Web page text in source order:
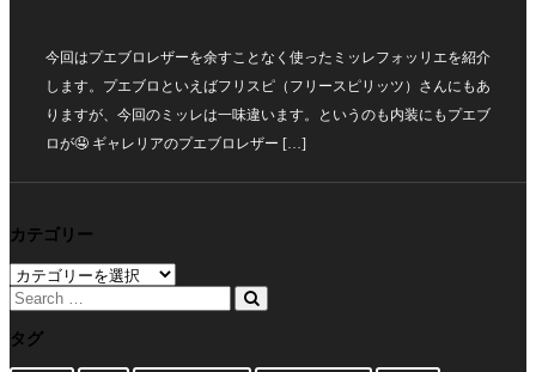
今回はプエブロレザーを余すことなく使ったミッレフォッリエを紹介
します。プエブロといえばフリスピ（フリースピリッツ）さんにもあ
りますが、今回のミッレは一味違います。というのも内装にもプエブ
ロが🤤 ギャレリアのプエブロレザー […]
カテゴリー
カ
テ
ゴ
リ
タグ